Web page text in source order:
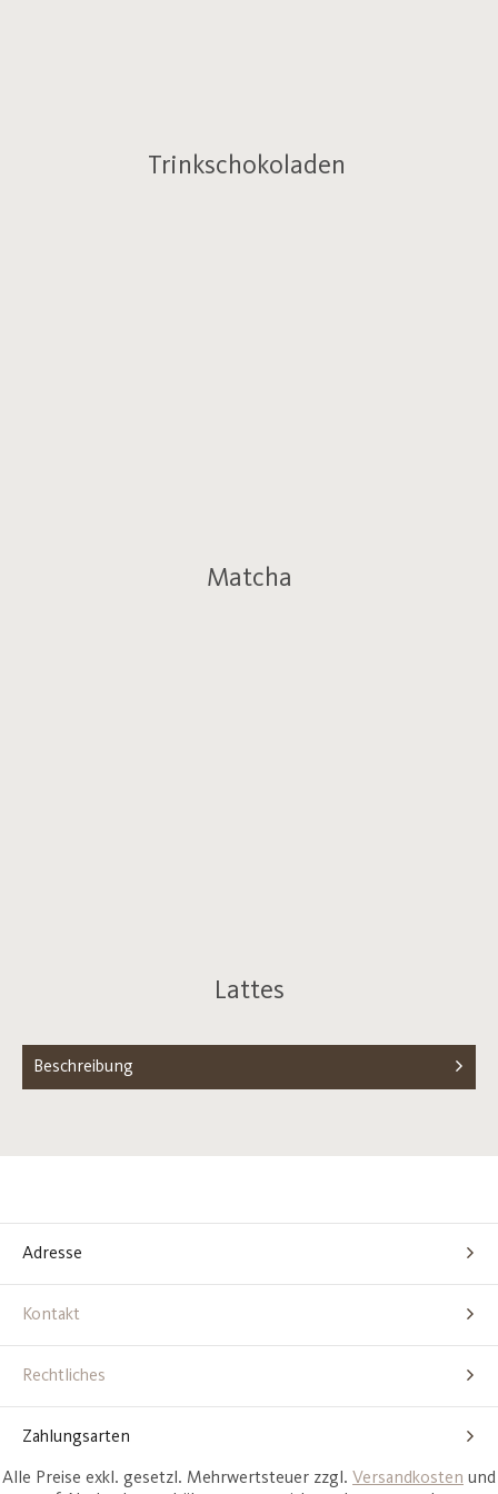
Trinkschokoladen
Matcha
Lattes
Beschreibung
Adresse
Kontakt
Rechtliches
Zahlungsarten
Alle Preise exkl. gesetzl. Mehrwertsteuer zzgl. Versandkosten und